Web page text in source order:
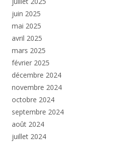
juin 2025
mai 2025
avril 2025
mars 2025
février 2025
décembre 2024
novembre 2024
octobre 2024
septembre 2024
août 2024
juillet 2024